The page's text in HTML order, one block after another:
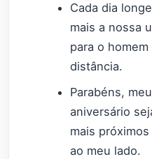
Cada dia
mais a nossa
para o
distância.
Parabéns,
aniversário
mais
ao meu lado.